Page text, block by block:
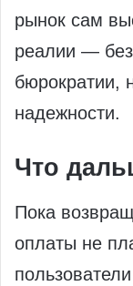
рынок сам
реалии —
бюрократии,
надежности.
Что
Пока
оплаты не